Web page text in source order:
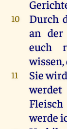
10 Durch
an der
euch
wissen,
11 Siewird
werdet
Fleisch
werde